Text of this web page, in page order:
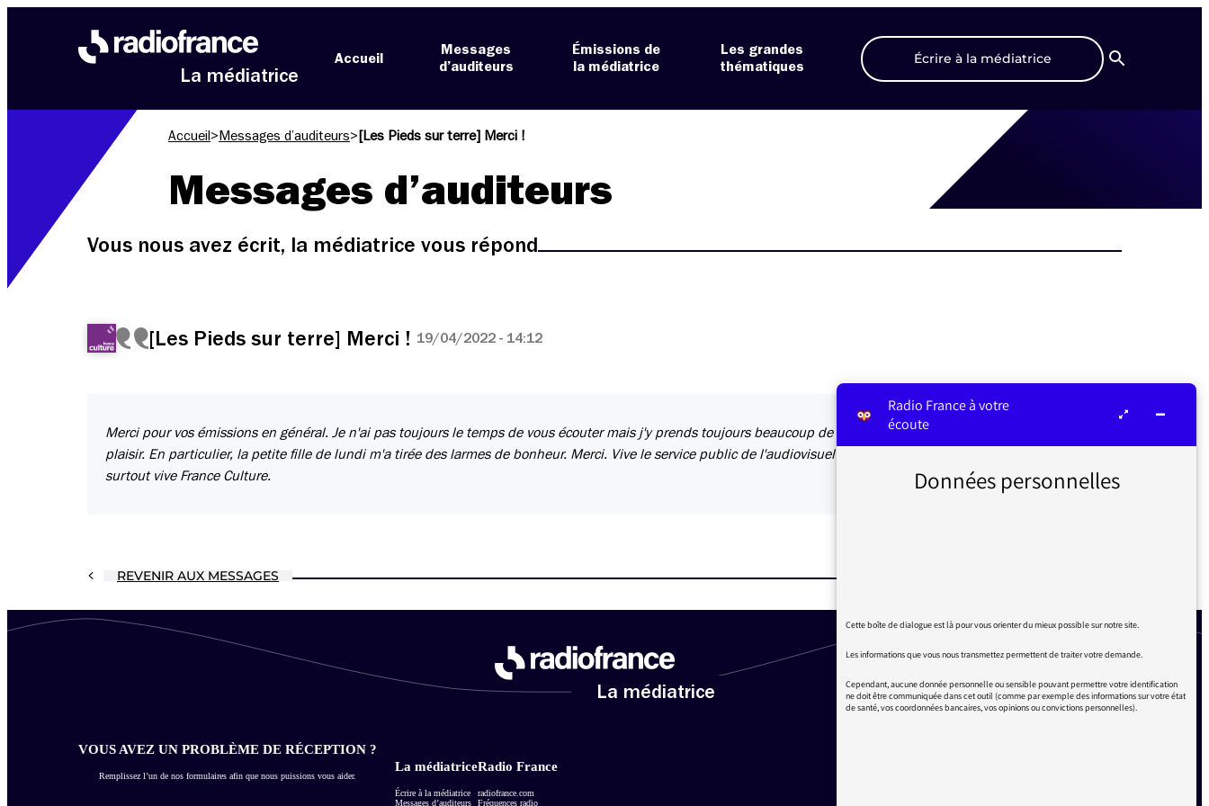
La médiatrice
Accueil
Messages
d’auditeurs
Émissions de
la médiatrice
Les grandes
thématiques
Écrire à la médiatrice
Recherche
Accueil > Messages d’auditeurs> [Les Pieds sur terre] Merci !
Messages d’auditeurs
Vous nous avez écrit, la médiatrice vous répond
[Les Pieds sur terre] Merci ! 19/04/2022 - 14:12
Merci pour vos émissions en général. Je n'ai pas toujours le temps de vous écouter mais j'y prends toujours beaucoup de
plaisir. En particulier, la petite fille de lundi m'a tirée des larmes de bonheur. Merci. Vive le service public de l'audiovisuel et
surtout vive France Culture.
REVENIR AUX MESSAGES
La médiatrice
VOUS AVEZ UN PROBLÈME DE RÉCEPTION ?
Remplissez l’un de nos formulaires afin que nous puissions vous aider.
La médiatrice
Écrire à la médiatrice
Messages d’auditeurs
Radio France
radiofrance.com
Fréquences radio
Radio France à votre
écoute
Données personnelles
Cette boîte de dialogue est là pour vous orienter du mieux possible sur notre site.
Les informations que vous nous transmettez permettent de traiter votre demande.
Cependant, aucune donnée personnelle ou sensible pouvant permettre votre identification
ne doit être communiquée dans cet outil (comme par exemple des informations sur votre état
de santé, vos coordonnées bancaires, vos opinions ou convictions personnelles).